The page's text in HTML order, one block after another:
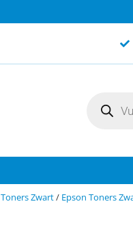
Toners Zwart/ Epson Toners